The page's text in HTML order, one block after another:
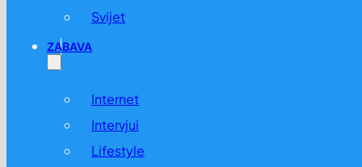
Svijet
ZABAVA
Internet
Intervjui
Lifestyle